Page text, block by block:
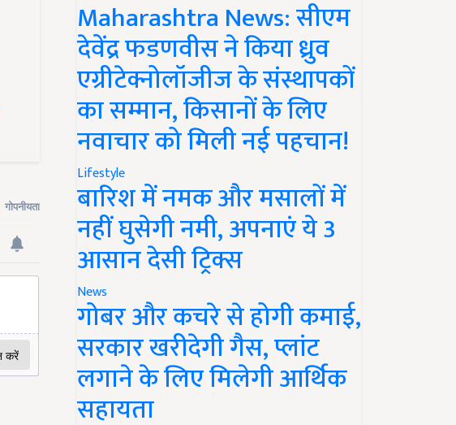
Maharashtra News: सीएम
देवेंद्र फडणवीस ने किया ध्रुव
एग्रीटेक्नोलॉजीज के संस्थापकों
का सम्मान, किसानों के लिए
नवाचार को मिली नई पहचान!
Lifestyle
बारिश में नमक और मसालों में
नहीं घुसेगी नमी, अपनाएं ये 3
आसान देसी ट्रिक्स
News
गोबर और कचरे से होगी कमाई,
सरकार खरीदेगी गैस, प्लांट
लगाने के लिए मिलेगी आर्थिक
सहायता